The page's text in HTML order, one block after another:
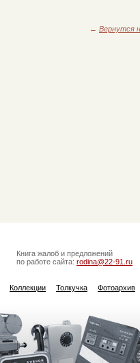
← Вернутся
Книга жалоб и предложений
по работе сайта: rodina@22-91.ru
Коллекции Толкучка Фотоархив